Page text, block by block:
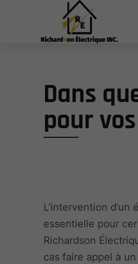
Dans
pour
L’intervention
essentielle pour
Richardson
cas faire appel à